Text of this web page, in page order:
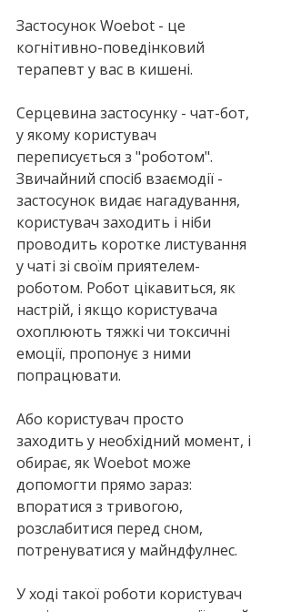
Застосунок Woebot - це
когнітивно-поведінковий
терапевт у вас в кишені.
Серцевина застосунку - чат-бот,
у якому користувач
переписується з "роботом".
Звичайний спосіб взаємодії -
застосунок видає нагадування,
користувач заходить і ніби
проводить коротке листування
у чаті зі своїм приятелем-
роботом. Робот цікавиться, як
настрій, і якщо користувача
охоплюють тяжкі чи токсичні
емоції, пропонує з ними
попрацювати.
Або користувач просто
заходить у необхідний момент, і
обирає, як Woebot може
допомогти прямо зараз:
впоратися з тривогою,
розслабитися перед сном,
потренуватися у майндфулнес.
У ході такої роботи користувач